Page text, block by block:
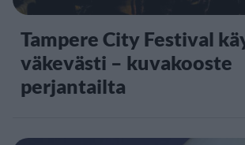
Tampere City Festival
väkevästi – kuvakooste
perjantailta